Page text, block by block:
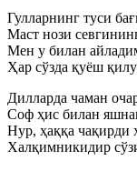
Гулларнинг туси
Маст нози
Мен у билан
Ҳар сўзда қуёш
Дилларда чаман
Соф ҳис билан
Нур, ҳаққа чақирди
Халқимникидир